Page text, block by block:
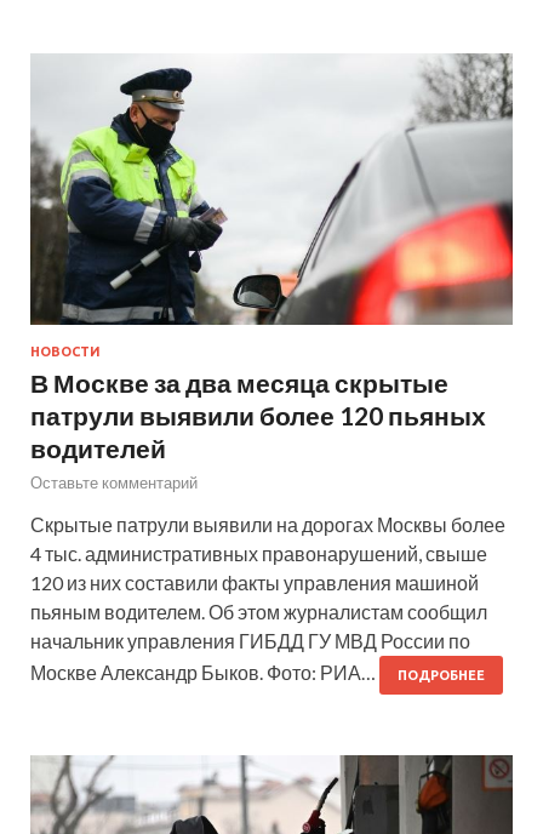
НОВОСТИ
В Москве за два месяца скрытые
патрули выявили более 120 пьяных
водителей
Оставьте комментарий
Скрытые патрули выявили на дорогах Москвы более
4 тыс. административных правонарушений, свыше
120 из них составили факты управления машиной
пьяным водителем. Об этом журналистам сообщил
начальник управления ГИБДД ГУ МВД России по
Москве Александр Быков. Фото: РИА…
ПОДРОБНЕЕ